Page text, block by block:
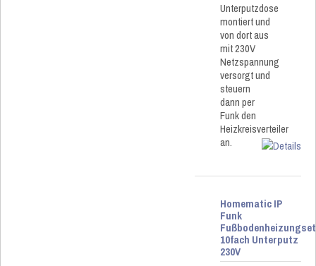
Unterputzdose
montiert und
von dort aus
mit 230V
Netzspannung
versorgt und
steuern
dann per
Funk den
Heizkreisverteiler
an.
Homematic IP
Funk
Fußbodenheizungset
10fach Unterputz
230V